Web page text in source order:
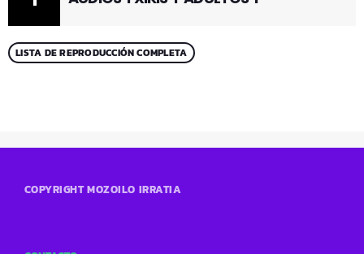
LISTA DE REPRODUCCIÓN COMPLETA
COPYRIGHT MOZOILO IRRATIA